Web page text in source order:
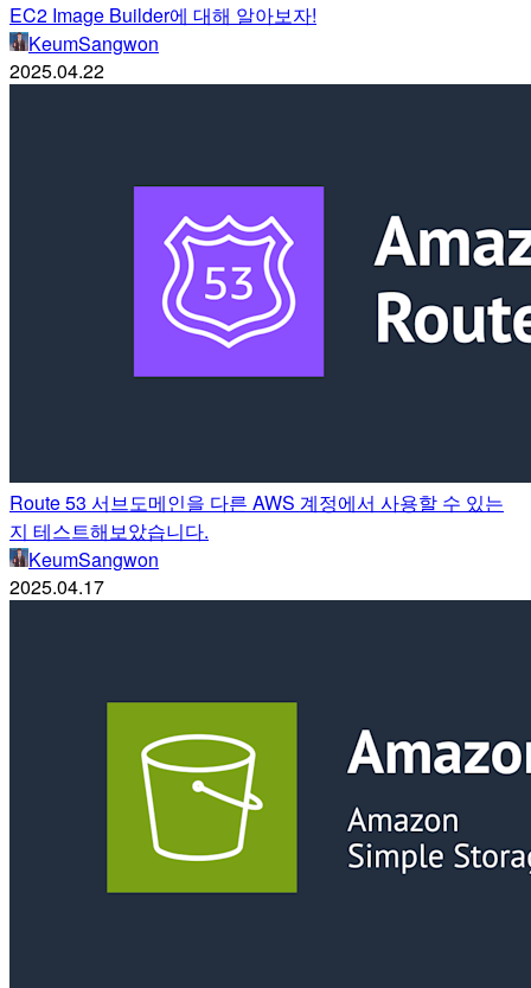
EC2 Image Builder에 대해 알아보자!
KeumSangwon
2025.04.22
Route 53 서브도메인을 다른 AWS 계정에서 사용할 수 있는
지 테스트해보았습니다.
KeumSangwon
2025.04.17